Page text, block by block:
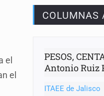
el
el
COLUMNAS
PESOS,
Antonio Ruiz
ITAEE de Jalisco